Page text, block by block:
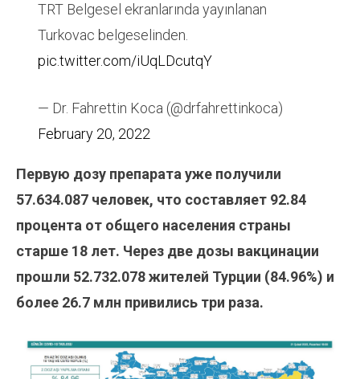
TRT Belgesel ekranlarında yayınlanan
Turkovac belgeselinden.
pic.twitter.com/iUqLDcutqY
— Dr. Fahrettin Koca (@drfahrettinkoca)
February 20, 2022
Первую дозу препарата уже получили
57.634.087 человек, что составляет 92.84
процента от общего населения страны
старше 18 лет. Через две дозы вакцинации
прошли 52.732.078жителей Турции (84.96%) и
более 26.7 млн привились три раза.